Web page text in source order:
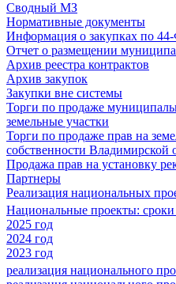
Сводный МЗ
Нормативные документы
Информация о закупках по
Отчет о размещении
Архив реестра контрактов
Архив закупок
Закупки вне системы
Торги по продаже
земельные участки
Торги по продаже прав на
собственности Владимирской
Продажа прав на установку
Партнеры
Реализация национальных
Национальные проекты:
2025 год
2024 год
2023 год
реализация национального